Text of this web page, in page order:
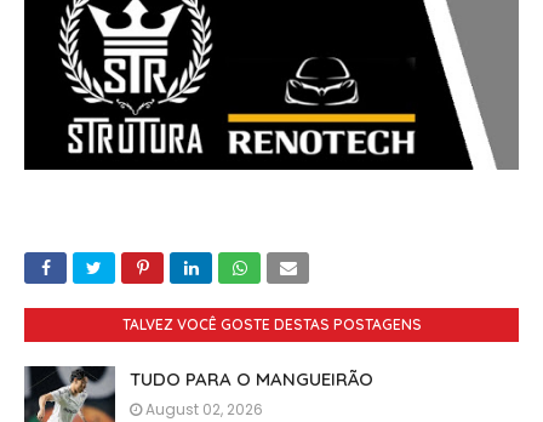
TALVEZ VOCÊ GOSTE DESTAS POSTAGENS
TUDO PARA O MANGUEIRÃO
August 02, 2026